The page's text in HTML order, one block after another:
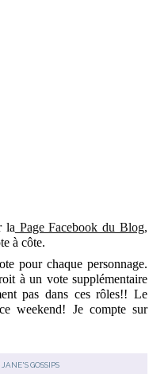
la Page Facebook du Blog,
à côte.
pour chaque personnage.
à un vote supplémentaire
pas dans ces rôles!! Le
weekend! Je compte sur
JANE'S GOSSIPS